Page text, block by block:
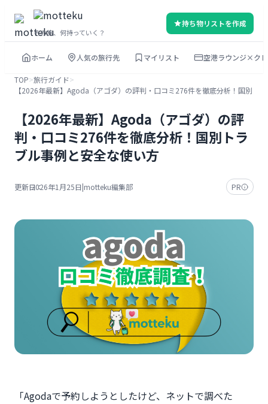
を
その旅、何持っていく？
持ち物リストを作成
ホーム 人気の旅行先 マイリスト 空港ラウンジ×ク
TOP>旅行ガイド>
【2026年最新】Agoda（アゴダ）の評判・口コミ276件を徹底分析！国別ト
【2026年最新】Agoda（アゴダ）の評
判・口コミ276件を徹底分析！国別トラ
ブル事例と安全な使い方
更新日：2026年1月25日|motteku編集部 PR
「Agodaで予約しようとしたけど、ネットで調べた